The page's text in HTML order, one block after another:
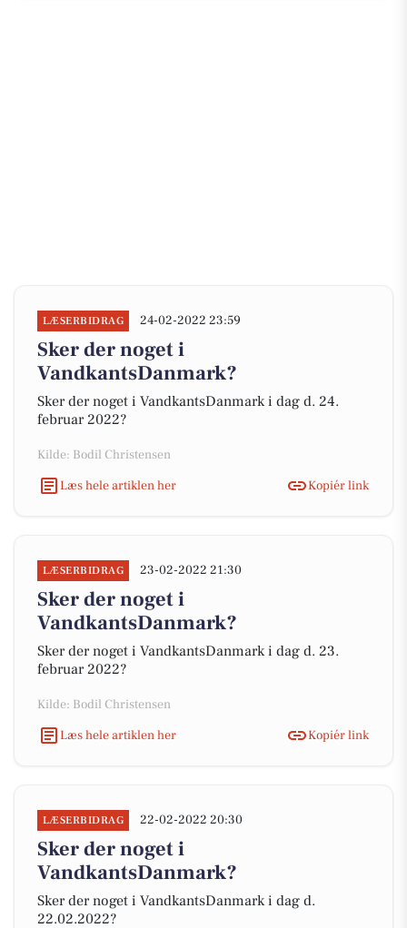
LÆSERBIDRAG 24-02-2022 23:59
Sker der noget i
VandkantsDanmark?
Sker der noget i VandkantsDanmark i dag d. 24.
februar 2022?
Kilde: Bodil Christensen
Læs hele artiklen her
Kopiér link
LÆSERBIDRAG 23-02-2022 21:30
Sker der noget i
VandkantsDanmark?
Sker der noget i VandkantsDanmark i dag d. 23.
februar 2022?
Kilde: Bodil Christensen
Læs hele artiklen her
Kopiér link
LÆSERBIDRAG 22-02-2022 20:30
Sker der noget i
VandkantsDanmark?
Sker der noget i VandkantsDanmark i dag d.
22.02.2022?